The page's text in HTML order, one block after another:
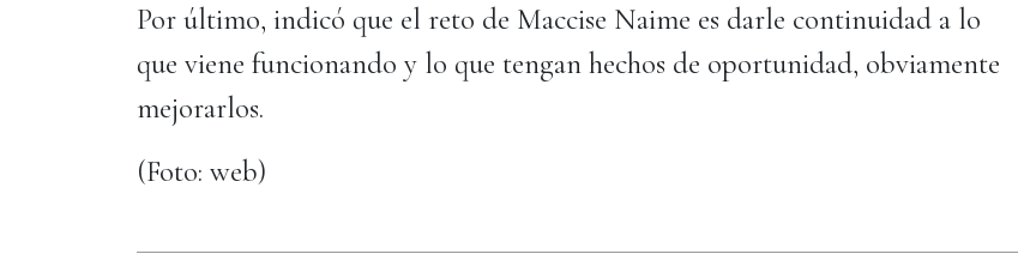
Por último, indicó que el reto de Maccise Naime es darle continuidad a lo
que viene funcionando y lo que tengan hechos de oportunidad, obviamente
mejorarlos.
(Foto: web)